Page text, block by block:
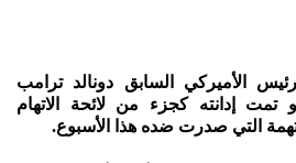
الأميركي السابق دونالد ترامب
تمت إدانته كجزء من لائحة الاتهام